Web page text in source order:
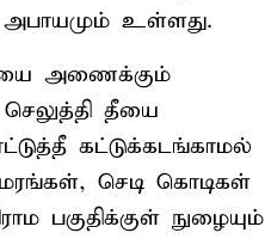
அபாயமும் உள்ளது.
தீயை அணைக்கும்
தீயை
கட்டுக்கடங்காமல்
செடி கொடிகள்
பகுதிக்குள் நுழையும்